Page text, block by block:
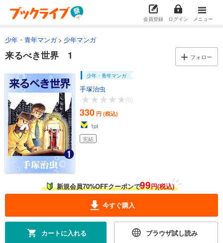
会員登録 ログイン メニュー
少年・青年マンガ 少年マンガ
来るべき世界 1 フォロー
少年・青年マンガ
手塚治虫
-
(0)
330 円 (税込)
1pt
完結
新規会員70%OFFクーポンで99円(税込)
今すぐ購入
カートに入れる ブラウザ試し読み